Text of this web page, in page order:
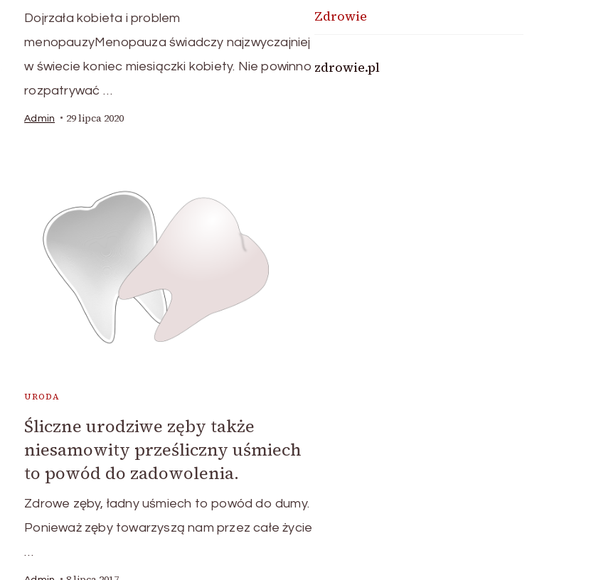
Dojrzała kobieta i problem
menopauzyMenopauza świadczy najzwyczajniej
w świecie koniec miesiączki kobiety. Nie powinno
rozpatrywać …
Admin 29 lipca 2020
URODA
Śliczne urodziwe zęby także
niesamowity prześliczny uśmiech
to powód do zadowolenia.
Zdrowe zęby, ładny uśmiech to powód do dumy.
Ponieważ zęby towarzyszą nam przez całe życie
…
Zdrowie
zdrowie.pl